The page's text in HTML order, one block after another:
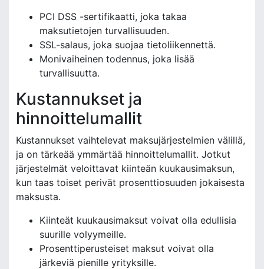
PCI DSS -sertifikaatti, joka takaa
maksutietojen turvallisuuden.
SSL-salaus, joka suojaa tietoliikennettä.
Monivaiheinen todennus, joka lisää
turvallisuutta.
Kustannukset ja
hinnoittelumallit
Kustannukset vaihtelevat maksujärjestelmien välillä,
ja on tärkeää ymmärtää hinnoittelumallit. Jotkut
järjestelmät veloittavat kiinteän kuukausimaksun,
kun taas toiset perivät prosenttiosuuden jokaisesta
maksusta.
Kiinteät kuukausimaksut voivat olla edullisia
suurille volyymeille.
Prosenttiperusteiset maksut voivat olla
järkeviä pienille yrityksille.